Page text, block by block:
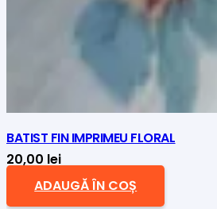
BATIST FIN IMPRIMEU FLORAL
20,00 lei
ADAUGĂ ÎN COȘ